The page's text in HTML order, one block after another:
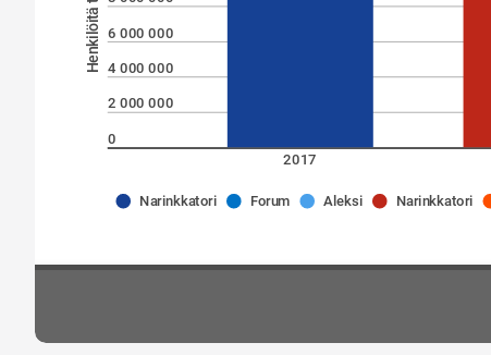
6 000 000
4 000 000
2 000 000
0
2017
Narinkkatori Forum Aleksi Narinkkatori